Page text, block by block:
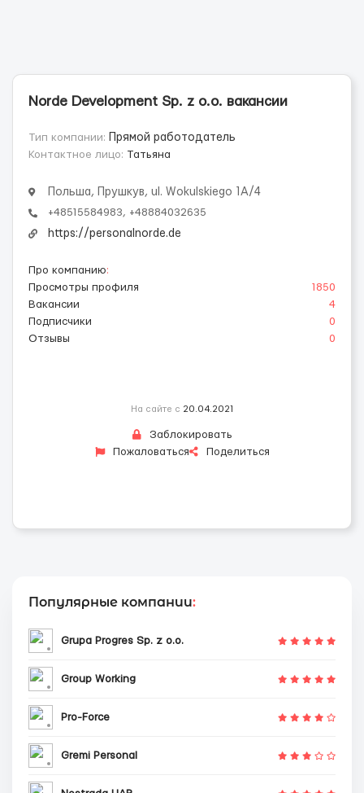
Norde Development Sp. z o.o. вакансии
Тип компании:
Прямой работодатель
Контактное лицо: Татьяна
Польша, Прушкув, ul. Wokulskiego 1A/4
+48515584983, +48884032635
https://personalnorde.de
Про компанию:
Просмотры профиля
1850
Вакансии
4
Подписчики
0
Отзывы
0
На сайте с 20.04.2021
Заблокировать
Пожаловаться
Поделиться
Популярные компании:
Grupa Progres Sp. z o.o.
Group Working
Pro-Force
Gremi Personal